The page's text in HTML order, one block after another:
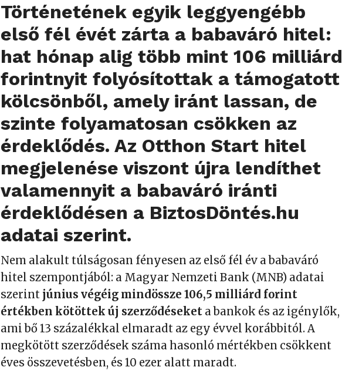
Történetének egyik leggyengébb
első fél évét zárta a babaváró hitel:
hat hónap alig több mint 106 milliárd
forintnyit folyósítottak a támogatott
kölcsönből, amely iránt lassan, de
szinte folyamatosan csökken az
érdeklődés. Az Otthon Start hitel
megjelenése viszont újra lendíthet
valamennyit a babaváró iránti
érdeklődésen a BiztosDöntés.hu
adatai szerint.
Nem alakult túlságosan fényesen az első fél év a babaváró
hitel szempontjából: a Magyar Nemzeti Bank (MNB) adatai
szerint június végéig mindössze 106,5 milliárd forint
értékben kötöttek új szerződéseket a bankok és az igénylők,
ami bő 13 százalékkal elmaradt az egy évvel korábbitól. A
megkötött szerződések száma hasonló mértékben csökkent
éves összevetésben, és 10 ezer alatt maradt.